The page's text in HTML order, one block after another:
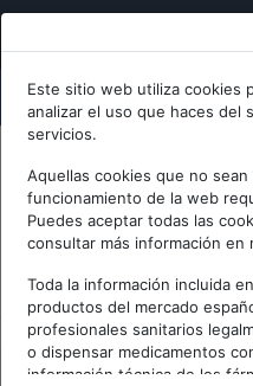
Este sitio web utiliza cookies
analizar el uso que haces del
servicios.
Aquellas cookies que no sean
funcionamiento de la web
Puedes aceptar todas las
consultar más información en
Toda la información incluida
productos del mercado
profesionales sanitarios
o dispensar medicamentos
información técnica de los